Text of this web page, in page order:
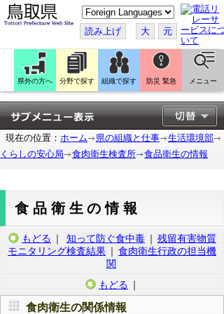
こ
の
ペ
ー
ジ
翻
訳
す
る
読み上げ 大 元
県外の方へ 分野で探す 組織で探す 防災 緊急 メニュー
現在の位置： ホーム 県の組織と仕事
生活環境部
くらしの安心局
食肉衛生検査所 食品衛生の情報
食品衛生の情報
もどる ｜ 知って防ぐ食中毒 ｜ 残留有害物質
モニタリング検査結果 ｜ 食肉衛生行政の担当機
関
もどる ｜
食肉衛生の関係情報